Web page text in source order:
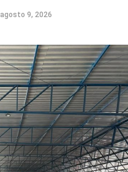
agosto 9, 2026